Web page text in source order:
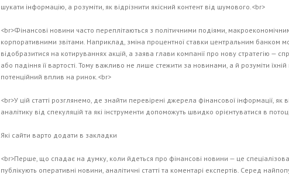
шукати інформацію, а розуміти, як відрізнити якісний контент від шумового.<br>
<br>Фінансові новини часто переплітаються з політичними подіями,
корпоративними звітами. Наприклад, зміна процентної ставки центральним банком
відобразитися на котируваннях акцій, а заява глави компанії про нову стратегію —
або падіння її вартості. Тому важливо не лише стежити за новинами, а й розуміти їхній
потенційний вплив на ринок.<br>
<br>У цій статті розглянемо, де знайти перевірені джерела фінансової інформації, як
аналітику від спекуляцій та які інструменти допоможуть швидко орієнтуватися в
Які сайти варто додати в закладки
<br>Перше, що спадає на думку, коли йдеться про фінансові новини — це
публікують оперативні новини, аналітичні статті та коментарі експертів. Серед